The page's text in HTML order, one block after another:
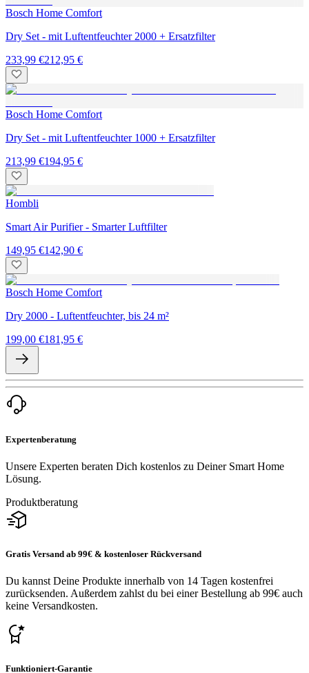
Bosch Home Comfort
Dry Set - mit Luftentfeuchter 2000 + Ersatzfilter
233,99 €212,95 €
Bosch Home Comfort
Dry Set - mit Luftentfeuchter 1000 + Ersatzfilter
213,99 €194,95 €
Hombli
Smart Air Purifier - Smarter Luftfilter
149,95 €142,90 €
Bosch Home Comfort
Dry 2000 - Luftentfeuchter, bis 24 m²
199,00 €181,95 €
Expertenberatung
Unsere Experten beraten Dich kostenlos zu Deiner Smart Home
Lösung.
Produktberatung
Gratis Versand ab 99€ & kostenloser Rückversand
Du kannst Deine Produkte innerhalb von 14 Tagen kostenfrei
zurücksenden. Außerdem zahlst du bei einer Bestellung ab 99€ auch
keine Versandkosten.
Funktioniert-Garantie